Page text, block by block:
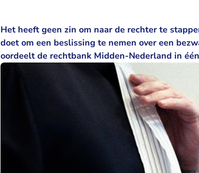
Het heeft geen zin om naar de rechter te
doet om een beslissing te nemen over een
oordeelt de rechtbank Midden-Nederland in